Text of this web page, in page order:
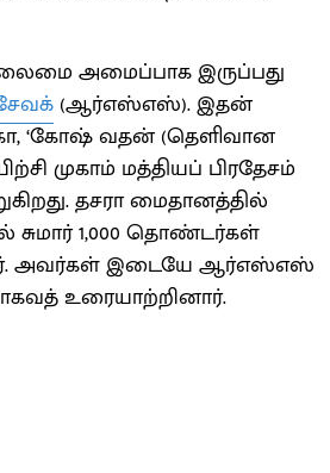
அமைப்பாக இருப்பது
(ஆர்எஸ்எஸ்). இதன்
‘கோஷ் வதன் (தெளிவான
முகாம் மத்தியப் பிரதேசம்
தசரா மைதானத்தில்
சுமார் 1,000 தொண்டர்கள்
அவர்கள் இடையே ஆர்எஸ்எஸ்
உரையாற்றினார்.